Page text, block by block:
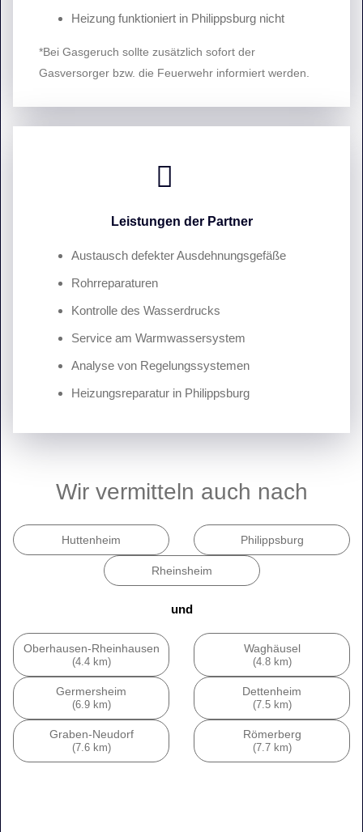
Heizung funktioniert in Philippsburg nicht
*Bei Gasgeruch sollte zusätzlich sofort der
Gasversorger bzw. die Feuerwehr informiert werden.
Leistungen der Partner
Austausch defekter Ausdehnungsgefäße
Rohrreparaturen
Kontrolle des Wasserdrucks
Service am Warmwassersystem
Analyse von Regelungssystemen
Heizungsreparatur in Philippsburg
Wir vermitteln auch nach
Huttenheim Philippsburg
Rheinsheim
und
Oberhausen-Rheinhausen
(4.4 km)
Waghäusel
(4.8 km)
Germersheim
(6.9 km)
Dettenheim
(7.5 km)
Graben-Neudorf
(7.6 km)
Römerberg
(7.7 km)